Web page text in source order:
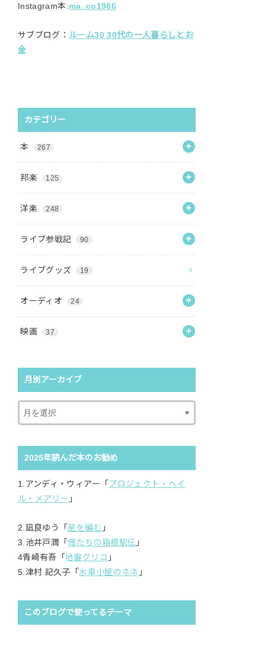
Instagram本:ma_co1986
サブブログ： ルーム30 30代の一人暮らしとお
金
カテゴリー
本 267
邦楽 125
洋楽 248
ライブ参戦記 90
ライブグッズ 19
オーディオ 24
映画 37
月別アーカイブ
2025年読んだ本のお勧め
1.アンディ・ウィアー「 プロジェクト・ヘイ
ル・メアリー 」
2.凪良ゆう「星を編む 」
3.池井戸潤「俺たちの箱根駅伝 」
4青崎有吾「地雷グリコ 」
5.津村 記久子「水車小屋のネネ 」
このブログで使ってるテーマ